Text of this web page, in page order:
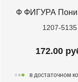
Ф ФИГУРА Пони
1207-5135
172.00
в достаточном